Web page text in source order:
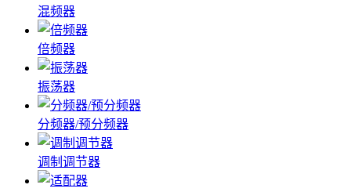
混频器
倍频器
振荡器
分频器/预分频器
调制调节器